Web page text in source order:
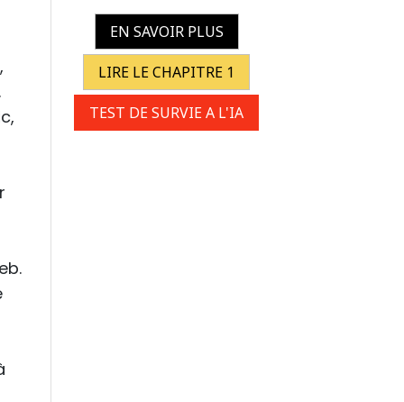
EN SAVOIR PLUS
LIRE LE CHAPITRE 1
TEST DE SURVIE A L'IA